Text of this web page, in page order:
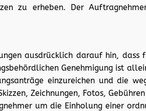
zu erheben. Der
ausdrücklich darauf hin,
Genehmigung ist
einzureichen und die
Zeichnungen, Fotos,
um die Einholung einer